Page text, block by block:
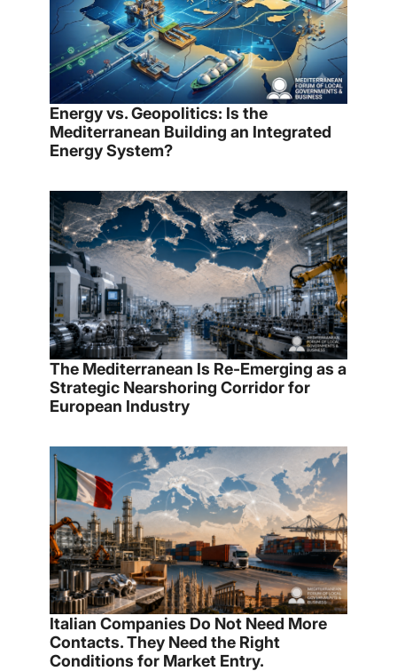
Energy vs. Geopolitics: Is the
Mediterranean Building an Integrated
Energy System?
The Mediterranean Is Re-Emerging as a
Strategic Nearshoring Corridor for
European Industry
Italian Companies Do Not Need More
Contacts. They Need the Right
Conditions for Market Entry.